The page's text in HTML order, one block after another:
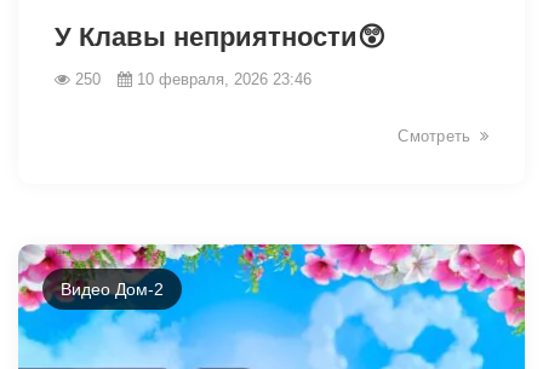
У Клавы неприятности😲
250 10 февраля, 2026 23:46
Смотреть
Видео Дом-2